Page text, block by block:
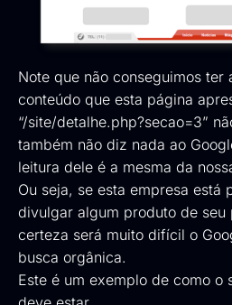
Note que não conseguimos ter
conteúdo que esta página
“/site/detalhe.php?secao=3”
também não diz nada ao
leitura dele é a mesma da
Ou seja, se esta empresa está
divulgar algum produto de seu
certeza será muito difícil o
busca orgânica.
Este é um exemplo de como o